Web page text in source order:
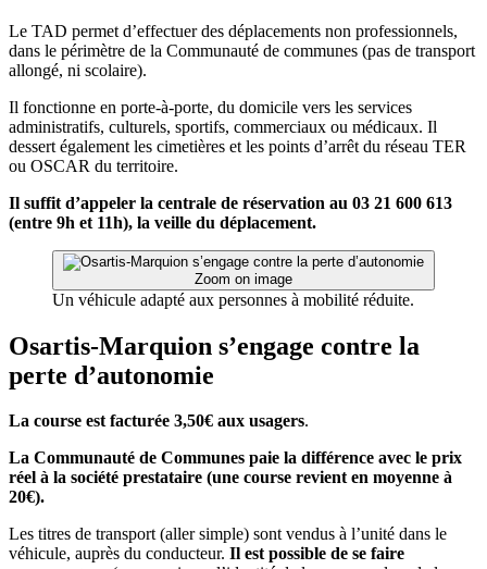
Le TAD permet d’effectuer des déplacements non professionnels,
dans le périmètre de la Communauté de communes (pas de transport
allongé, ni scolaire).
Il fonctionne en porte-à-porte, du domicile vers les services
administratifs, culturels, sportifs, commerciaux ou médicaux. Il
dessert également les cimetières et les points d’arrêt du réseau TER
ou OSCAR du territoire.
Il suffit d’appeler la centrale de réservation au 03 21 600 613
(entre 9h et 11h), la veille du déplacement.
Zoom on image
Un véhicule adapté aux personnes à mobilité réduite.
Osartis-Marquion s’engage contre la
perte d’autonomie
La course est facturée 3,50€ aux usagers.
La Communauté de Communes paie la différence avec le prix
réel à la société prestataire (une course revient en moyenne à
20€).
Les titres de transport (aller simple) sont vendus à l’unité dans le
véhicule, auprès du conducteur. Il est possible de se faire